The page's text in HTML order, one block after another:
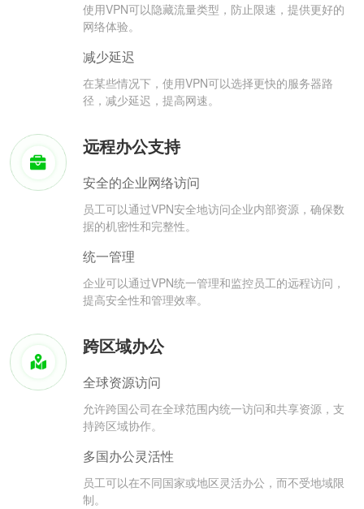
使用VPN可以隐藏流量类型，防止限速，提供更好的
网络体验。
减少延迟
在某些情况下，使用VPN可以选择更快的服务器路
径，减少延迟，提高网速。
远程办公支持
安全的企业网络访问
员工可以通过VPN安全地访问企业内部资源，确保数
据的机密性和完整性。
统一管理
企业可以通过VPN统一管理和监控员工的远程访问，
提高安全性和管理效率。
跨区域办公
全球资源访问
允许跨国公司在全球范围内统一访问和共享资源，支
持跨区域协作。
多国办公灵活性
员工可以在不同国家或地区灵活办公，而不受地域限
制。